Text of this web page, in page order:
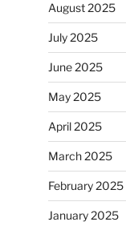
August 2025
July 2025
June 2025
May 2025
April 2025
March 2025
February 2025
January 2025